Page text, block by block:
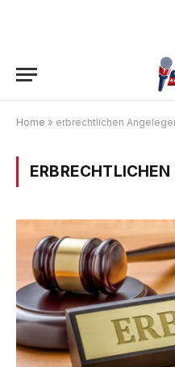
Home » erbrechtlichen